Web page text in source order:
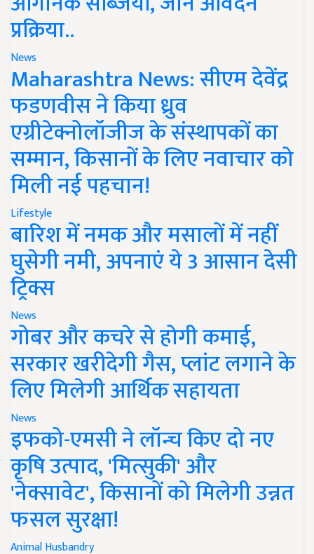
प्रक्रिया..
News
Maharashtra News: सीएम देवेंद्र
फडणवीस ने किया ध्रुव
एग्रीटेक्नोलॉजीज के संस्थापकों का
सम्मान, किसानों के लिए नवाचार को
मिली नई पहचान!
Lifestyle
बारिश में नमक और मसालों में नहीं
घुसेगी नमी, अपनाएं ये 3 आसान देसी
ट्रिक्स
News
गोबर और कचरे से होगी कमाई,
सरकार खरीदेगी गैस, प्लांट लगाने के
लिए मिलेगी आर्थिक सहायता
News
इफको-एमसी ने लॉन्च किए दो नए
कृषि उत्पाद, 'मित्सुकी' और
'नेक्सावेट', किसानों को मिलेगी उन्नत
फसल सुरक्षा!
Animal Husbandry